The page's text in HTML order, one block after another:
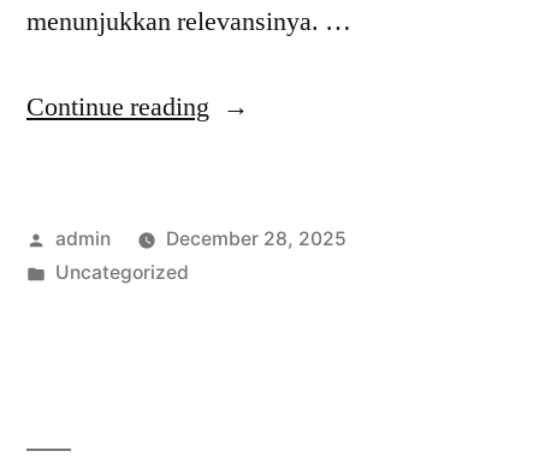
menunjukkan relevansinya. …
Continue reading “5
FPG
Posted
by
admin
December 28, 2025
Posted
Uncategorized